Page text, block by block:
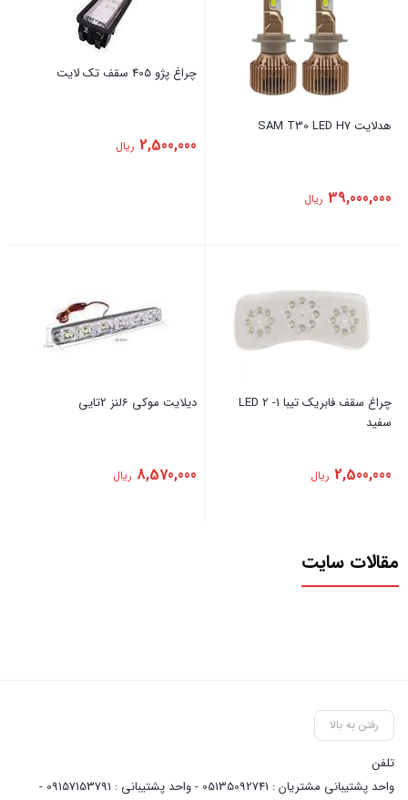
هدلایت SAM T30 LED H7
39,000,000 ریال
چراغ پژو 405 سقف تک لایت
2,500,000 ریال
‏چراغ ‏سقف ‏فابریک ‏تیبا ‏1- ‏2 ‏LED
‏سفید
2,500,000 ریال
‏دیلایت ‏موکی ‏6لنز ‏2تایی
8,570,000 ریال
مقالات سایت
رفتن به بالا
تلفن
واحد پشتیبانی مشتریان : 05135092741 - واحد پشتیبانی : 09157153791 -